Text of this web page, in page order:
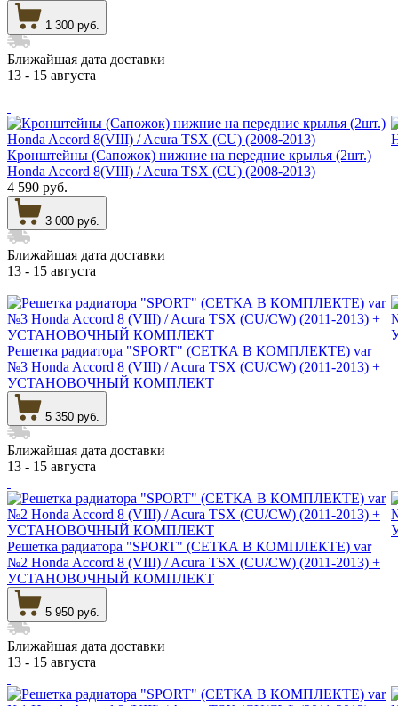
1 300 руб.
Ближайшая дата доставки
13 - 15 августа
Кронштейны (Сапожок) нижние на передние крылья (2шт.)
Honda Accord 8(VIII) / Acura TSX (CU) (2008-2013)
4 590 руб.
3 000 руб.
Ближайшая дата доставки
13 - 15 августа
Решетка радиатора "SPORT" (СЕТКА В КОМПЛЕКТЕ) var
№3 Honda Accord 8 (VIII) / Acura TSX (CU/CW) (2011-2013) +
УСТАНОВОЧНЫЙ КОМПЛЕКТ
5 350 руб.
Ближайшая дата доставки
13 - 15 августа
Решетка радиатора "SPORT" (СЕТКА В КОМПЛЕКТЕ) var
№2 Honda Accord 8 (VIII) / Acura TSX (CU/CW) (2011-2013) +
УСТАНОВОЧНЫЙ КОМПЛЕКТ
5 950 руб.
Ближайшая дата доставки
13 - 15 августа